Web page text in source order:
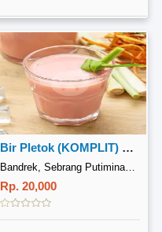
Bir Pletok (KOMPLIT) Susu Madu Habbatusauda
Bandrek, Sebrang Putiminang Darussalam
Rp. 20,000